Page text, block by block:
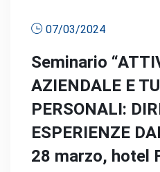
07/03/2024
Seminario
AZIENDALE E
PERSONALI:
ESPERIENZE
28 marzo, hotel